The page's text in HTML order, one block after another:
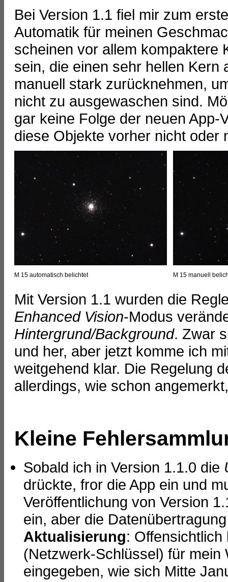
Bei Version 1.1 fiel mir zum
Automatik für meinen
scheinen vor allem kompaktere
sein, die einen sehr hellen Kern
manuell stark zurücknehmen,
nicht zu ausgewaschen sind.
gar keine Folge der neuen
diese Objekte vorher nicht oder
M 15 automatisch belichtet M 15 manuell
Mit Version 1.1 wurden die
Enhanced Vision-Modus
Hintergrund/Background. Zwar
und her, aber jetzt komme ich
weitgehend klar. Die Regelung
allerdings, wie schon
Kleine
Sobald ich in Version 1.1.0 die
drückte, fror die App ein und
Veröffentlichung von Version
ein, aber die
Aktualisierung:
(Netzwerk-Schlüssel) für
eingegeben, wie sich Mitte